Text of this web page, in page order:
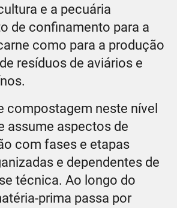
e a pecuária
de confinamento para a
como para a produção
resíduos de aviários e
compostagem neste nível
assume aspectos de
com fases e etapas
e dependentes de
técnica. Ao longo do
prima passa por